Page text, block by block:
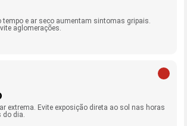
tempo e ar seco aumentam sintomas gripais.
aglomerações.
extrema. Evite exposição direta ao sol nas horas
do dia.